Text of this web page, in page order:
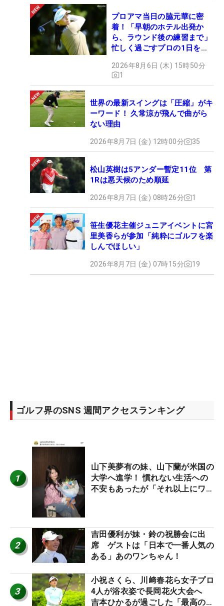
プロアマ当日の脇元華に密
着！「早朝のホテル出発か
ら、ラウンド後の練習まで」
忙しく過ごすプロの1日を公
2026年8月6日 (木) 15時50分
1
世界の最新スイングは「圧縮」がキ
ーワード！ 久常涼が飛んで曲がら
ない理由
2026年8月7日 (金) 12時00分 35
松山英樹は5アンダー暫定11位 第
1Rは悪天候のため順延
2026年8月7日 (金) 08時26分 1
笹生優花主催ジュニアイベントに宮
里美香らが参加「純粋にゴルフを楽
しんでほしい」
2026年8月7日 (金) 07時15分 19
ゴルフ界のSNS 週間アクセスランキング
1
山下美夢有の妹、山下蘭が米国の
大学へ進学！ 慣れない生活への
不安もあったが「それ以上にワク
2
吉田優利が妹・鈴の祝勝会に出
席 ゲストは「日本で一番人気の
ある」あのワンちゃん！
3
小祝さくら、川﨑春花ら女子プロ
4人が浴衣姿で長岡花火大会へ
吉本ひかるが過ごした「最高の夏